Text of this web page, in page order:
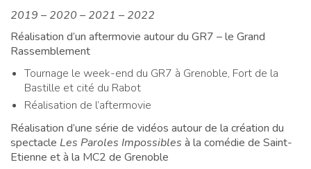
2019 – 2020 – 2021 – 2022
Réalisation d’un aftermovie autour du GR7 – le Grand
Rassemblement
Tournage le week-end du GR7 à Grenoble, Fort de la
Bastille et cité du Rabot
Réalisation de l’aftermovie
Réalisation d’une série de vidéos autour de la création du
spectacle Les Paroles Impossibles à la comédie de Saint-
Etienne et à la MC2 de Grenoble